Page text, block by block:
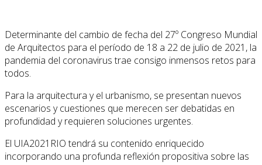
Determinante del cambio de fecha del 27º Congreso Mundial
de Arquitectos para el período de 18 a 22 de julio de 2021, la
pandemia del coronavirus trae consigo inmensos retos para
todos.
Para la arquitectura y el urbanismo, se presentan nuevos
escenarios y cuestiones que merecen ser debatidas en
profundidad y requieren soluciones urgentes.
El UIA2021RIO tendrá su contenido enriquecido
incorporando una profunda reflexión propositiva sobre las